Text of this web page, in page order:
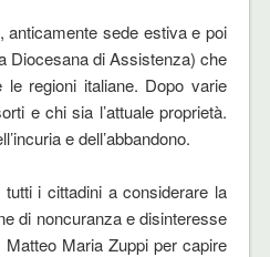
anticamente sede estiva e poi
Diocesana di Assistenza) che
regioni italiane. Dopo varie
e chi sia l’attuale proprietà.
e dell’abbandono.
i cittadini a considerare la
di noncuranza e disinteresse
Maria Zuppi per capire